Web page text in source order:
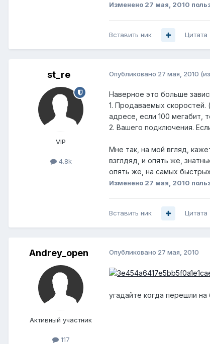
Изменено 27 мая, 2010
Вставить ник Цитата
st_re
VIP
4.8k
Опубликовано 27 мая, 2010
Наверное это больше
1. Продаваемых
адресе, если 100 мегабит,
2. Вашего подключения.
Мне так, на мой вгляд,
взглдяд, и опять же,
опять же, на самых
Изменено 27 мая, 2010
Вставить ник Цитата
Andrey_open
Активный участник
117
Опубликовано 27 мая, 2010
угадайте когда перешли